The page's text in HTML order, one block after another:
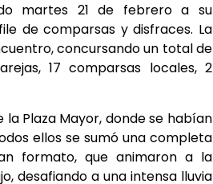
martes 21 de febrero a su
de comparsas y disfraces. La
concursando un total de
17 comparsas locales, 2
Plaza Mayor, donde se habían
ellos se sumó una completa
formato, que animaron a la
desafiando a una intensa lluvia